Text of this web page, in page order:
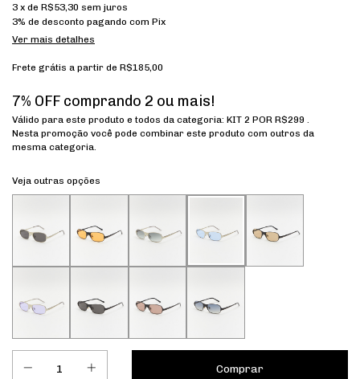
3 x de R$53,30 sem juros
3% de desconto pagando com Pix
Ver mais detalhes
Frete grátis a partir de R$185,00
7% OFF comprando 2 ou mais!
Válido para este produto e todos da categoria: KIT 2 POR R$299 .
Nesta promoção você pode combinar este produto com outros da
mesma categoria.
Veja outras opções